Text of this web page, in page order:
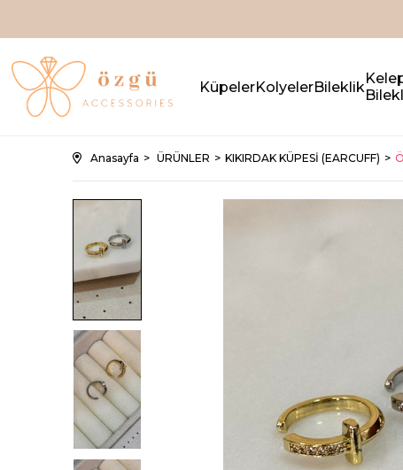
KüpelerKolyelerBileklik
Anasayfa ÜRÜNLER KIKIRDAK KÜPESİ (EARCUFF)